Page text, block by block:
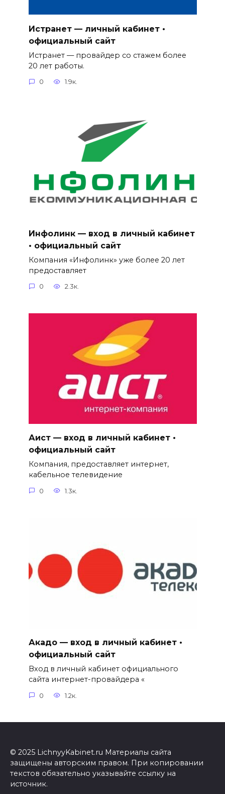
Истранет — личный кабинет •
официальный сайт
Истранет — провайдер со стажем более
20 лет работы.
0 1.9к.
Инфолинк — вход в личный кабинет
• официальный сайт
Компания «Инфолинк» уже более 20 лет
предоставляет
0 2.3к.
Аист — вход в личный кабинет •
официальный сайт
Компания, предоставляет интернет,
кабельное телевидение
0 1.3к.
Акадо — вход в личный кабинет •
официальный сайт
Вход в личный кабинет официального
сайта интернет-провайдера «
0 1.2к.
© 2025 LichnyyKabinet.ru Материалы сайта
защищены авторским правом. При копировании
текстов обязательно указывайте ссылку на
источник.